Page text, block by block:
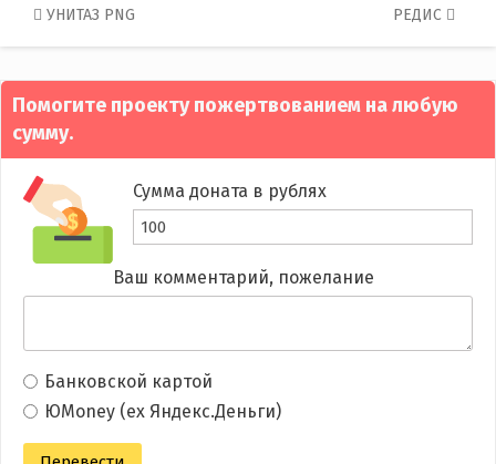
Post
navigation
УНИТАЗ PNG РЕДИС
Помогите проекту пожертвованием на любую
сумму.
Сумма доната в рублях
Ваш комментарий, пожелание
Банковской картой
ЮMoney (ex Яндекс.Деньги)